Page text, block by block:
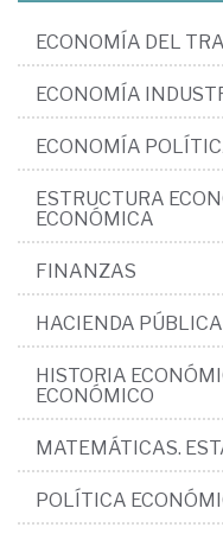
ECONOMÍA DEL
ECONOMÍA
ECONOMÍA
ESTRUCTURA
ECONÓMICA
FINANZAS
HACIENDA PÚBLICA
HISTORIA
ECONÓMICO
MATEMÁTICAS.
POLÍTICA